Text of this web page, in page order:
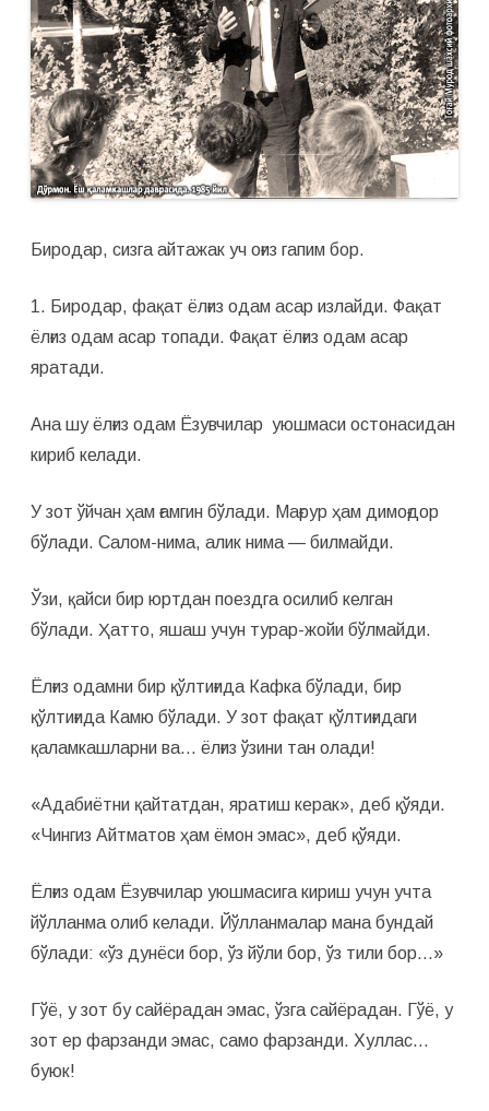
й
М
у
р
о
д
.
Ё
ш
а
л
а
р
а
л
(
1
9
Биродар, сизга айтажак уч оғиз гапим бор.
1. Биродар, фақат ёлғиз одам асар излайди. Фақат
ёлғиз одам асар топади. Фақат ёлғиз одам асар
яратади.
Ана шу ёлғиз одам Ёзувчилар уюшмаси остонасидан
кириб келади.
У зот ўйчан ҳам ғамгин бўлади. Мағрур ҳам димоғдор
бўлади. Салом-нима, алик нима — билмайди.
Ўзи, қайси бир юртдан поездга осилиб келган
бўлади. Ҳатто, яшаш учун турар-жойи бўлмайди.
Ёлғиз одамни бир қўлтиғида Кафка бўлади, бир
қўлтиғида Камю бўлади. У зот фақат қўлтиғидаги
қаламкашларни ва… ёлғиз ўзини тан олади!
«Адабиётни қайтатдан, яратиш керак», деб қўяди.
«Чингиз Айт­матов ҳам ёмон эмас», деб қўяди.
Ёлғиз одам Ёзувчилар уюшмасига кириш учун учта
йўлланма олиб келади. Йўлланмалар мана бундай
бўлади: «ўз дунёси бор, ўз йўли бор, ўз тили бор…»
Гўё, у зот бу сайёрадан эмас, ўзга сайёрадан. Гўё, у
зот ер фарзанди эмас, само фарзанди. Хуллас…
буюк!